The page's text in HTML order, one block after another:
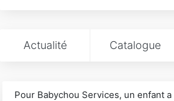
Actualité Catalogue
Pour Babychou Services, un enfant